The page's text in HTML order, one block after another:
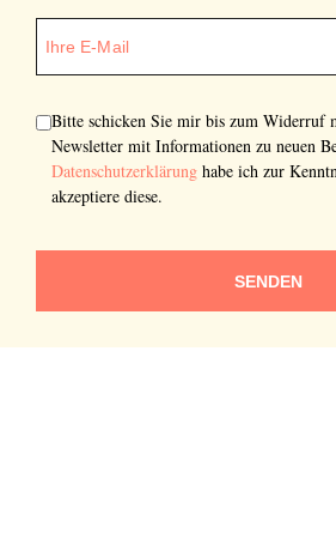
Bitte schicken Sie mir bis zum Widerruf
Newsletter mit Informationen zu neuen
Datenschutzerklärung habe ich zur
akzeptiere diese.
SENDEN